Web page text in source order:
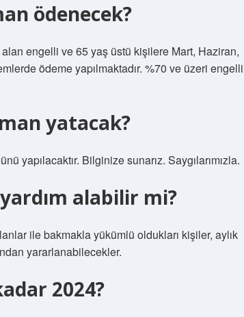
ödenecek?
alan engelli ve 65 yaş üstü kişilere Mart, Haziran,
ödeme yapılmaktadır. %70 ve üzeri engelli
yatacak?
yapılacaktır. Bilginize sunarız. Saygılarımızla.
alabilir mi?
ile bakmakla yükümlü oldukları kişiler, aylık
yararlanabilecekler.
2024?